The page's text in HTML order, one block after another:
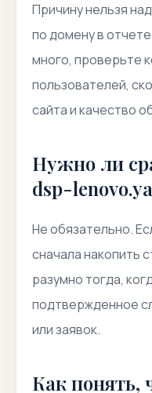
Причину нельзя
по домену в
много, проверьте
пользователей,
сайта и качество
Нужно ли
dsp-
Не обязательно.
сначала накопить
разумно тогда,
подтвержденное
или заявок.
Как понять,